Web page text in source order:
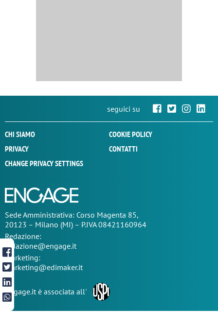
seguici su
CHI SIAMO
COOKIE POLICY
PRIVACY
CONTATTI
CHANGE PRIVACY SETTINGS
SedeAmministrativa: Corso Magenta 85,
20123 – Milano (MI) – P.IVA 08421160964
Redazione:
redazione@engage.it
Marketing:
marketing@edimaker.it
Engage.it è associata all'